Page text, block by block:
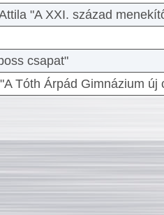
"A XXI. század
csapat"
Tóth Árpád Gimnázium új